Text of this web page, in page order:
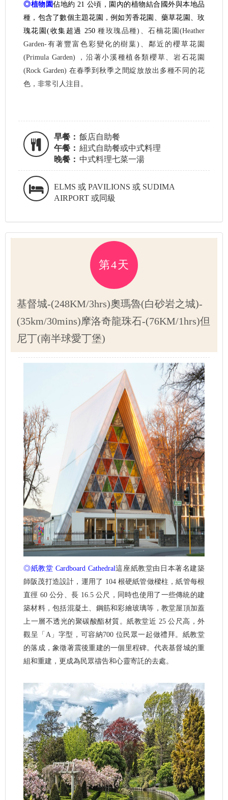
◎植物園佔地約 21 公頃，園內的植物結合國外與本地品
種，包含了數個主題花園，例如芳香花園、藥草花園、玫
瑰花園(收集超過 250種玫瑰品種)、石楠花園(Heather
Garden-有著豐富色彩變化的樹葉)、鄰近的櫻草花園
(Primula Garden) ，沿著小溪種植各類櫻草、岩石花園
(Rock Garden) 在春季到秋季之間綻放放出多種不同的花
色，非常引人注目。
早餐： 飯店自助餐
午餐： 紐式自助餐或中式料理
晚餐： 中式料理七菜一湯
ELMS 或 PAVILIONS 或 SUDIMA
AIRPORT 或同級
第4天
基督城-(248KM/3hrs)奧瑪魯(白砂岩之城)-
(35km/30mins)摩洛奇龍珠石-(76KM/1hrs)但
尼丁(南半球愛丁堡)
◎紙教堂 Cardboard Cathedral這座紙教堂由日本著名建築
師阪茂打造設計，運用了 104 根硬紙管做樑柱，紙管每根
直徑 60 公分、長 16.5 公尺，同時也使用了一些傳統的建
築材料，包括混凝土、鋼筋和彩繪玻璃等，教堂屋頂加蓋
上一層不透光的聚碳酸酯材質。紙教堂近 25 公尺高，外
觀呈「A」字型，可容納700 位民眾一起做禮拜。紙教堂
的落成，象徵著震後重建的一個里程碑。代表基督城的重
組和重建，更成為民眾禱告和心靈寄託的去處。